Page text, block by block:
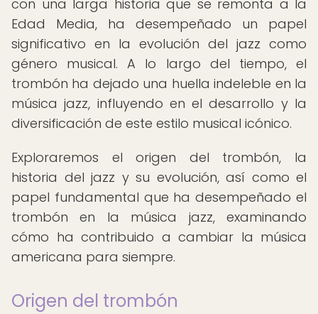
con una larga historia que se remonta a la
Edad Media, ha desempeñado un papel
significativo en la evolución del jazz como
género musical. A lo largo del tiempo, el
trombón ha dejado una huella indeleble en la
música jazz, influyendo en el desarrollo y la
diversificación de este estilo musical icónico.
Exploraremos el origen del trombón, la
historia del jazz y su evolución, así como el
papel fundamental que ha desempeñado el
trombón en la música jazz, examinando
cómo ha contribuido a cambiar la música
americana para siempre.
Origen del trombón